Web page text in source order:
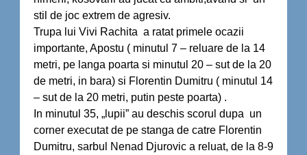
stil de joc extrem de agresiv.
Trupa lui Vivi Rachita a ratat primele ocazii
importante, Apostu ( minutul 7 – reluare de la 14
metri, pe langa poarta si minutul 20 – sut de la 20
de metri, in bara) si Florentin Dumitru ( minutul 14
– sut de la 20 metri, putin peste poarta) .
In minutul 35, „lupii” au deschis scorul dupa un
corner executat de pe stanga de catre Florentin
Dumitru, sarbul Nenad Djurovic a reluat, de la 8-9